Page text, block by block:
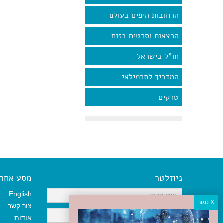
הרחובות היפים בעולם
הרצאות וסרטים בזום
חו"ל בישראל
המדריך לתרמילאי
טרקים
ניוזלטר מסע אחר
English
צור קשר
אודות